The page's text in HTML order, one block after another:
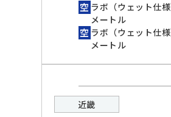
ラボ（ウェット仕
メートル
ラボ（ウェット仕
メートル
近畿